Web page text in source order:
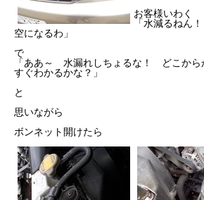
お客様いわく
「水減るねん
空になるわ」
で
「ああ～ 水漏れしちょるな！ どこから
すぐわかるかな？」
と
思いながら
ボンネット開けたら